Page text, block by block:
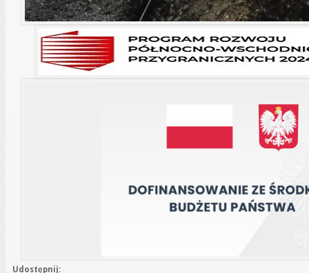
Udostępnij: